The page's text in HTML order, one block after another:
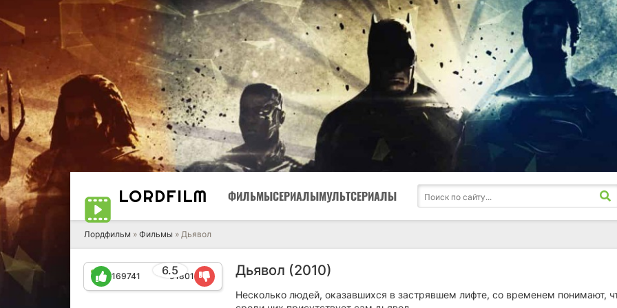
LORDFILM ФИЛЬМЫСЕРИАЛЫМУЛЬТСЕРИАЛЫ
Лордфильм » Фильмы » Дьявол
Дьявол (2010)
6.5
169741 91801
Несколько людей, оказавшихся в застрявшем лифте, со временем понимают,